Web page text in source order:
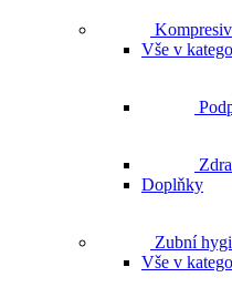
Vše v
Doplňky
Vše v